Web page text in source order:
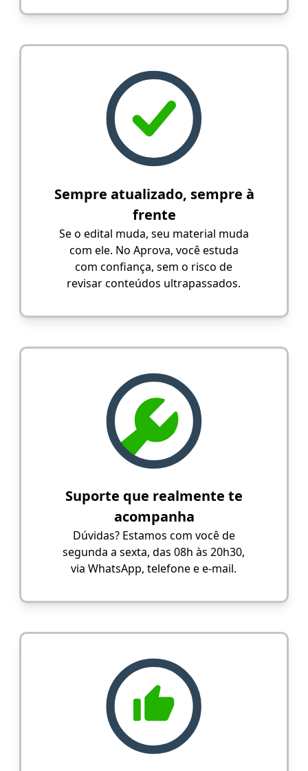
Sempre atualizado, sempre à
frente
Se o edital muda, seu material muda
com ele. No Aprova, você estuda
com confiança, sem o risco de
revisar conteúdos ultrapassados.
Suporte que realmente te
acompanha
Dúvidas? Estamos com você de
segunda a sexta, das 08h às 20h30,
via WhatsApp, telefone e e-mail.